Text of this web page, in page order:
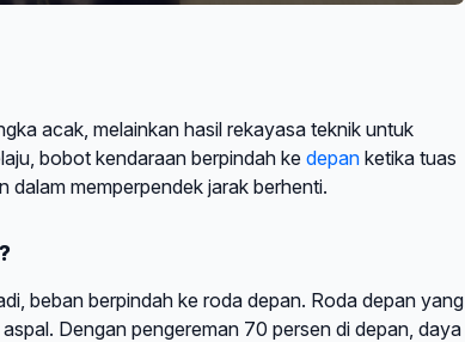
acak, melainkan hasil rekayasa teknik untuk
bobot kendaraan berpindah ke depan ketika tuas
dalam memperpendek jarak berhenti.
beban berpindah ke roda depan. Roda depan yang
Dengan pengereman 70 persen di depan, daya